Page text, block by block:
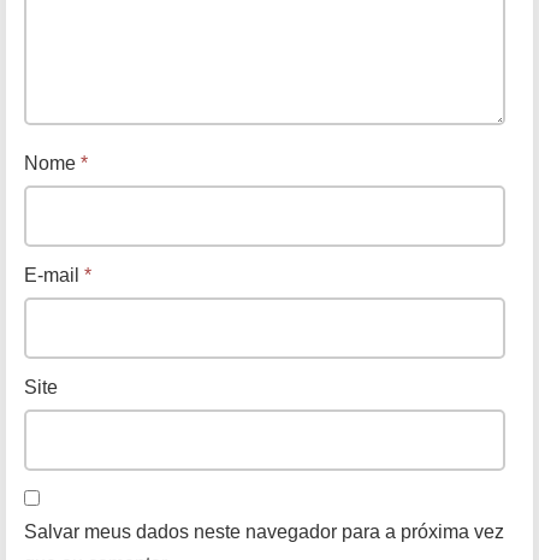
Nome *
E-mail *
Site
Salvar meus dados neste navegador para a próxima vez